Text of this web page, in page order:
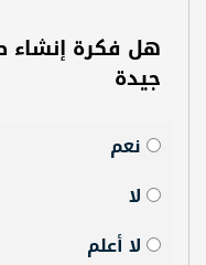
هل فكرة إنشاء
جيدة
نعم
لا
لا أعلم